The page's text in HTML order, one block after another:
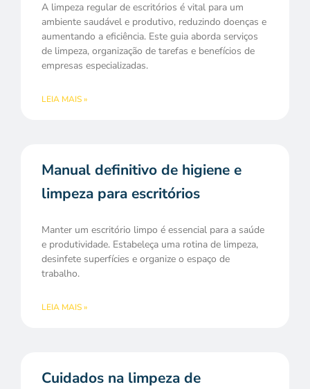
A limpeza regular de escritórios é vital para um
ambiente saudável e produtivo, reduzindo doenças e
aumentando a eficiência. Este guia aborda serviços
de limpeza, organização de tarefas e benefícios de
empresas especializadas.
LEIA MAIS »
Manual definitivo de higiene e
limpeza para escritórios
Manter um escritório limpo é essencial para a saúde
e produtividade. Estabeleça uma rotina de limpeza,
desinfete superfícies e organize o espaço de
trabalho.
LEIA MAIS »
Cuidados na limpeza de